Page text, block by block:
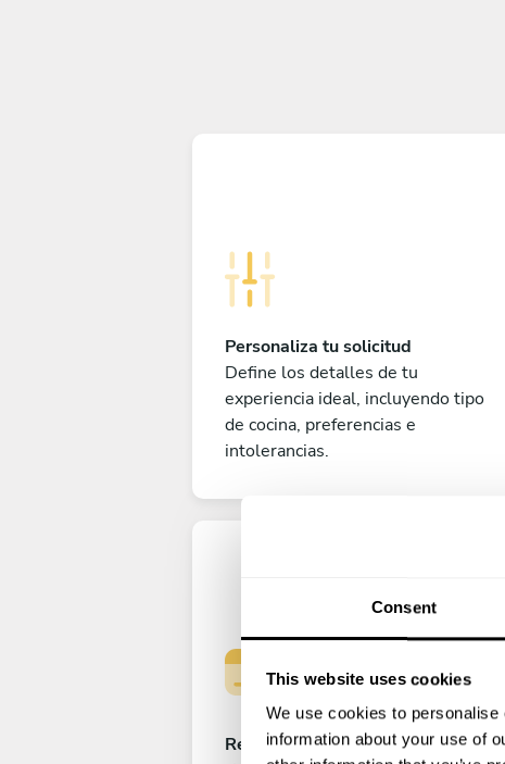
Consent
This website uses cookies
We use cookies to
information about your use of
Personaliza tu solicitud
Define los detalles de tu
experiencia ideal, incluyendo tipo
de cocina, preferencias e
intolerancias.
Reserva tu experiencia